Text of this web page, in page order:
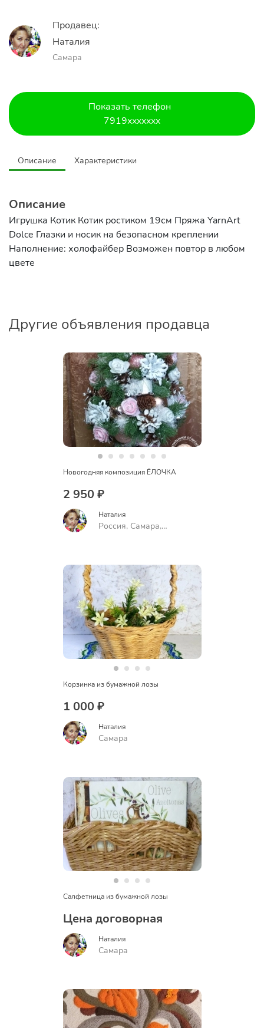
Продавец:
Наталия
Самара
Показать телефон
7919xxxxxxx
Описание Характеристики
Описание
Игрушка Котик Котик ростиком 19см Пряжа YarnArt
Dolce Глазки и носик на безопасном креплении
Наполнение: холофайбер Возможен повтор в любом
цвете
Другие объявления продавца
Новогодняя композиция ЁЛОЧКА
2 950 ₽
Наталия
Россия, Самара,
Корзинка из бумажной лозы
1 000 ₽
Наталия
Самара
Салфетница из бумажной лозы
Цена договорная
Наталия
Самара